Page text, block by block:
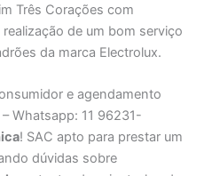
Três Corações com
de um bom serviço
da marca Electrolux.
e agendamento
Whatsapp: 11 96231-
! SAC apto para prestar um
dúvidas sobre